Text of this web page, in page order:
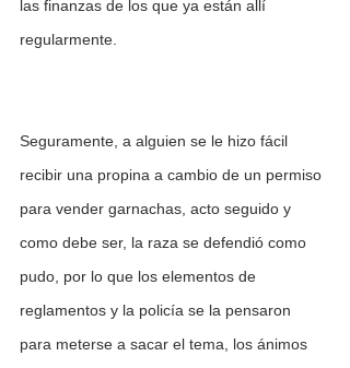
las finanzas de los que ya están allí
regularmente.
Seguramente, a alguien se le hizo fácil
recibir una propina a cambio de un permiso
para vender garnachas, acto seguido y
como debe ser, la raza se defendió como
pudo, por lo que los elementos de
reglamentos y la policía se la pensaron
para meterse a sacar el tema, los ánimos